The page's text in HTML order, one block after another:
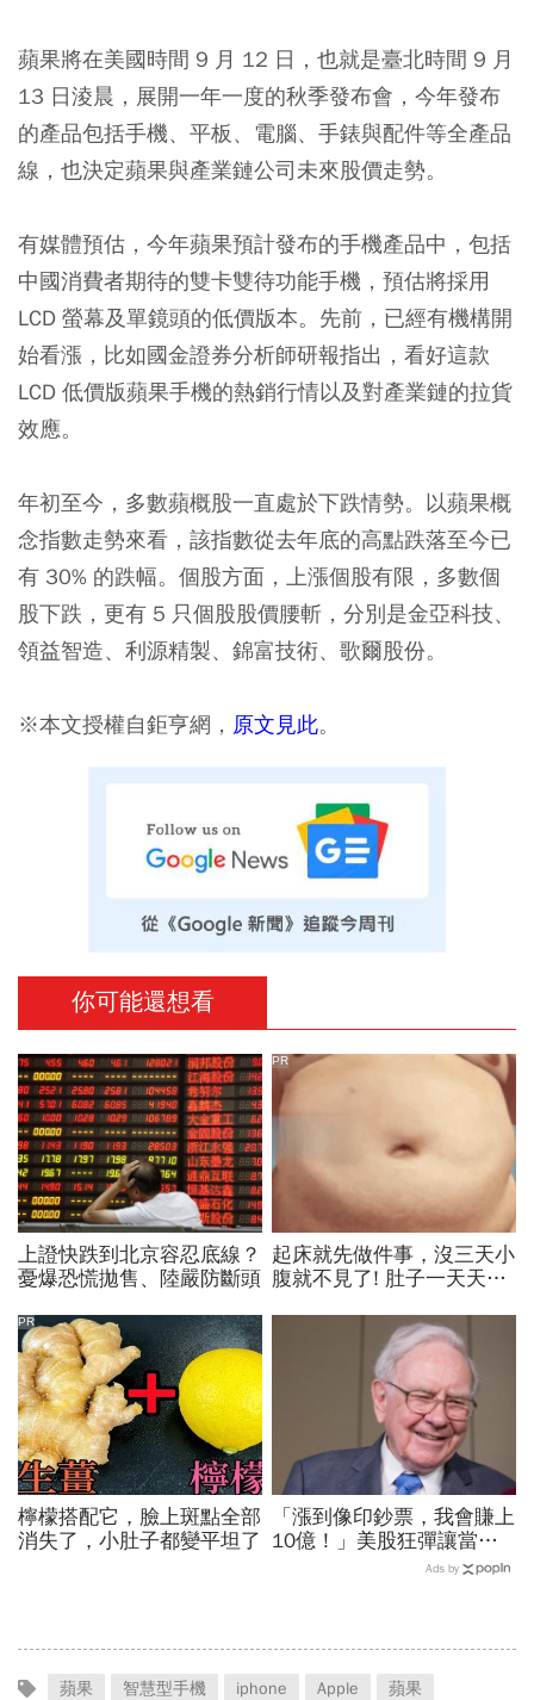
蘋果將在美國時間 9 月 12 日，也就是臺北時間 9 月
13 日淩晨，展開一年一度的秋季發布會，今年發布
的產品包括手機、平板、電腦、手錶與配件等全產品
線，也決定蘋果與產業鏈公司未來股價走勢。
有媒體預估，今年蘋果預計發布的手機產品中，包括
中國消費者期待的雙卡雙待功能手機，預估將採用
LCD 螢幕及單鏡頭的低價版本。先前，已經有機構開
始看漲，比如國金證券分析師研報指出，看好這款
LCD 低價版蘋果手機的熱銷行情以及對產業鏈的拉貨
效應。
年初至今，多數蘋概股一直處於下跌情勢。以蘋果概
念指數走勢來看，該指數從去年底的高點跌落至今已
有 30% 的跌幅。個股方面，上漲個股有限，多數個
股下跌，更有 5 只個股股價腰斬，分別是金亞科技、
領益智造、利源精製、錦富技術、歌爾股份。
※本文授權自鉅亨網， 原文見此。
你可能還想看
上證快跌到北京容忍底線？
憂爆恐慌拋售、陸嚴防斷頭
起床就先做件事，沒三天小
腹就不見了! 肚子一天天變
PR
檸檬搭配它，臉上斑點全部
消失了，小肚子都變平坦了
PR
「漲到像印鈔票，我會賺上
10億！」美股狂彈讓當沖
客譏笑巴菲特...回顧歷史，
Ads by
蘋果 智慧型手機 iphone Apple 蘋果